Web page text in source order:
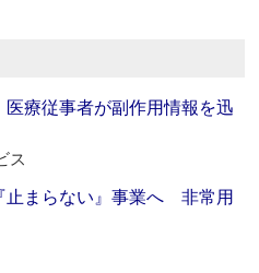
医療従事者が副作用情報を迅
ス
止まらない』事業へ 非常用